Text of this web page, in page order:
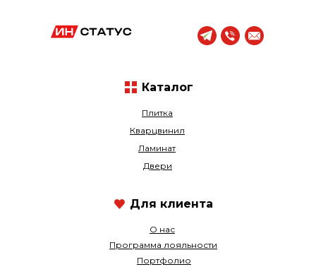
Плитка
Кварцвинил
О нас
Ламинат
Программа лояльности
Двери
Портфолио
Каталог
Для клиента